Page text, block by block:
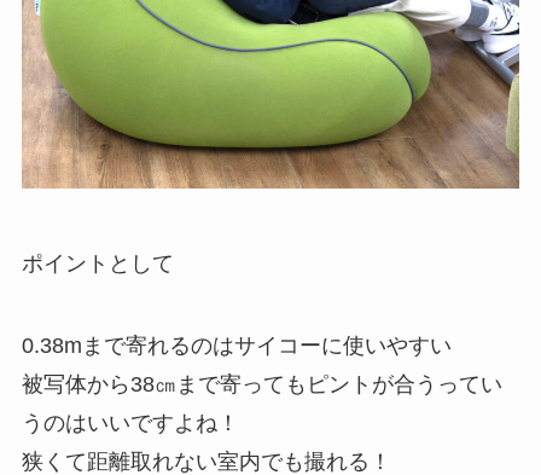
ポイントとして
0.38mまで寄れるのはサイコーに使いやすい
被写体から38㎝まで寄ってもピントが合うってい
うのはいいですよね！
狭くて距離取れない室内でも撮れる！